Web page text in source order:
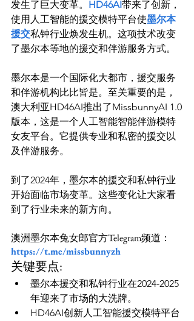
发生了巨大变革。 HD46AI带来了创新，
使用人工智能的援交模特平台使墨尔本
援交私钟行业焕发生机。这项技术改变
了墨尔本等地的援交和伴游服务方式。
墨尔本是一个国际化大都市，援交服务
和伴游机构比比皆是。至关重要的是，
澳大利亚HD46AI推出了MissbunnyAI 1.0
版本，这是一个人工智能智能伴游模特
女友平台。它提供专业和私密的援交以
及伴游服务。
到了2024年，墨尔本的援交和私钟行业
开始面临市场变革。这些变化让大家看
澳洲墨尔本兔女郎官方Telegram频道：
https://t.me/missbunnyzh
关键要点:
墨尔本援交和私钟行业在2024-2025
年迎来了市场的大洗牌。
HD46AI创新人工智能援交模特平台